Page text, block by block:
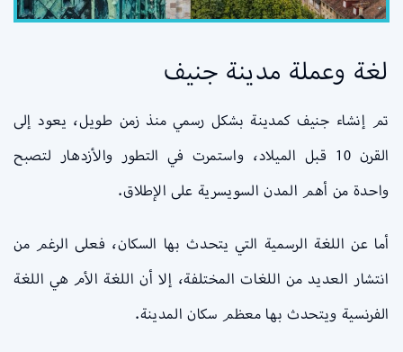
لغة وعملة مدينة جنيف
تم إنشاء جنيف كمدينة بشكل رسمي منذ زمن طويل، يعود إلى
القرن 10 قبل الميلاد، واستمرت في التطور والأزدهار لتصبح
واحدة من أهم المدن السويسرية على الإطلاق.
أما عن اللغة الرسمية التي يتحدث بها السكان، فعلى الرغم من
انتشار العديد من اللغات المختلفة، إلا أن اللغة الأم هي اللغة
الفرنسية ويتحدث بها معظم سكان المدينة.